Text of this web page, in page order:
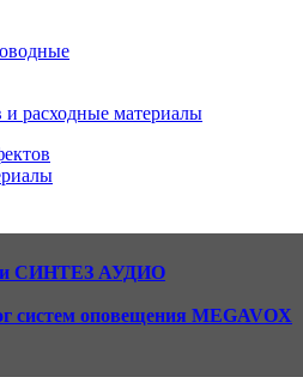
и расходные материалы
СИНТЕЗ АУДИО
систем оповещения MEGAVOX